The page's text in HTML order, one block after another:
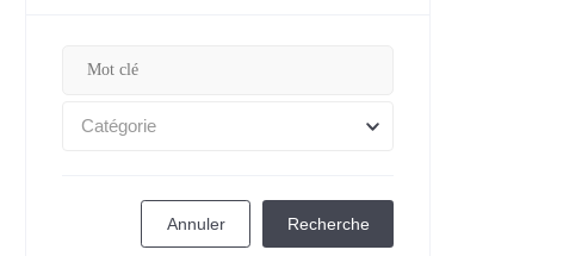
Catégorie
Annuler Recherche